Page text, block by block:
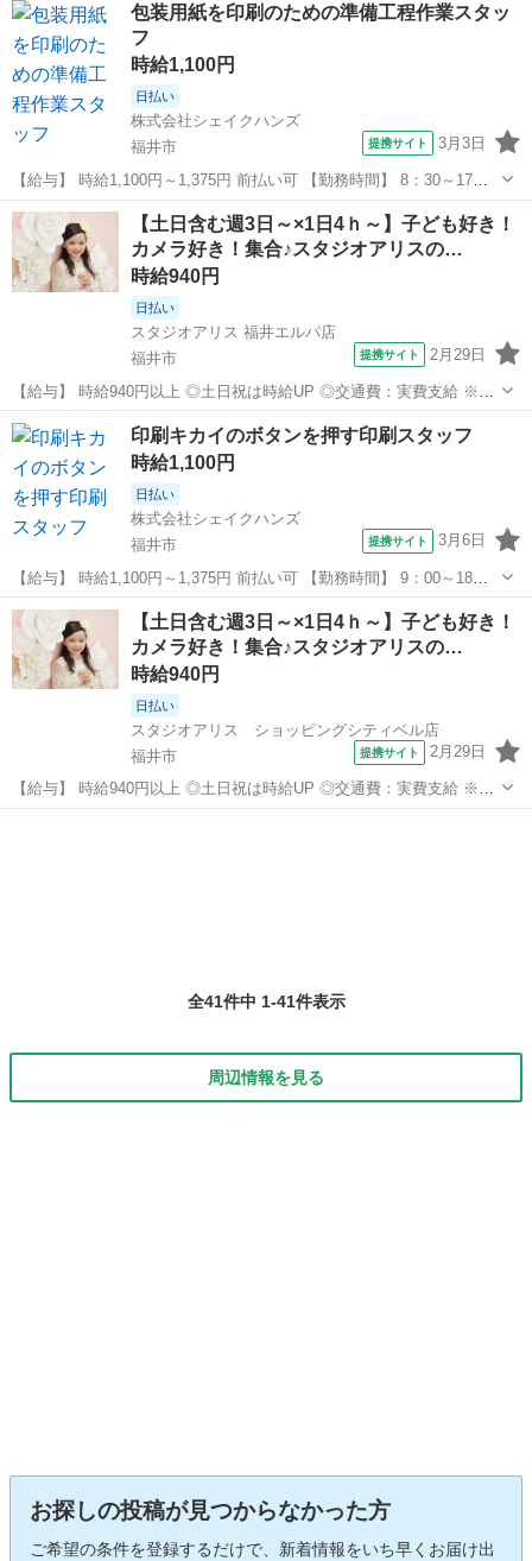
【仕事内容】 ・WEBサイトを運営している会社でHPをつくる仕事...
包装用紙を印刷のための準備工程作業スタッ
フ
時給1,100円
日払い
株式会社シェイクハンズ
福井市
提携サイト 3月3日
【給与】 時給1,100円～1,375円 前払い可 【勤務時間】 8：30～17：
30 【休日】 土日祝日(会社カレンダー通りのお休みになります) ※日程
調整が必要な方は、お気軽にご相談ください！ 【お仕事内容】 ＼...
福井 福井市 その他
【土日含む週3日～×1日4ｈ～】子ども好き！
カメラ好き！集合♪スタジオアリスの…
時給940円
日払い
スタジオアリス 福井エルパ店
福井市
提携サイト 2月29日
【給与】 時給940円以上 ◎土日祝は時給UP ◎交通費：実費支給 ※月
額15,000円まで 準社員制度、社内資格取得による昇給あり！ 社内資格
を有すると時給100円以上アップも可能です。 【前給制度あり】 働い
た分のお...
福井 その他
印刷キカイのボタンを押す印刷スタッフ
時給1,100円
日払い
株式会社シェイクハンズ
福井市
提携サイト 3月6日
【給与】 時給1,100円～1,375円 前払い可 【勤務時間】 9：00～18：
00 【休日】 基本的に土日祝日（会社カレンダーあり） 【お仕事内
容】 ＼どんなことをするの？／ ↓ ↓ 詳しいお仕事内容はこちら ↓ ...
福井 福井市 その他
【土日含む週3日～×1日4ｈ～】子ども好き！
カメラ好き！集合♪スタジオアリスの…
時給940円
日払い
スタジオアリス ショッピングシティベル店
福井市
提携サイト 2月29日
【給与】 時給940円以上 ◎土日祝は時給UP ◎交通費：実費支給 ※月
額15,000円まで 準社員制度、社内資格取得による昇給あり！ 社内資格
全41件中 1-41件表示
周辺情報を見る
お探しの投稿が見つからなかった方
ご希望の条件を登録するだけで、新着情報をいち早くお届け出